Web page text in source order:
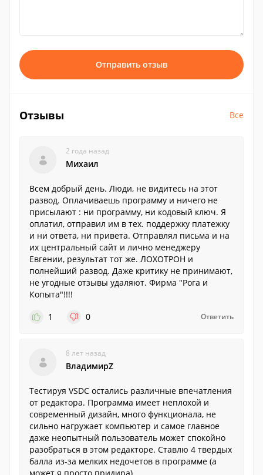
Отправить отзыв
Отзывы Все
2 года назад
Михаил
Всем добрый день. Люди, не видитесь на этот
развод. Оплачиваешь программу и ничего не
присылают : ни программу, ни кодовый ключ. Я
оплатил, отправил им в тех. поддержку платежку
и ни ответа, ни привета. Отправлял письма и на
их центральный сайт и лично менеджеру
Евгении, результат тот же. ЛОХОТРОН и
полнейший развод. Даже критику не принимают,
не угодные отзывы удаляют. Фирма "Рога и
Копыта"!!!!
1
0 Ответить
8 лет назад
ВладимирZ
Тестируя VSDC остались различные впечатления
от редактора. Программа имеет неплохой и
современный дизайн, много функционала, не
сильно нагружает компьютер и самое главное
даже неопытный пользователь может спокойно
разобраться в этом редакторе. Ставлю 4 твердых
балла из-за мелких недочетов в программе (а